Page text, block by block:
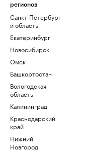
регионов
Санкт-Петербург
и область
Екатеринбург
Новосибирск
Омск
Башкортостан
Вологодская
область
Калининград
Краснодарский
край
Нижний
Новгород